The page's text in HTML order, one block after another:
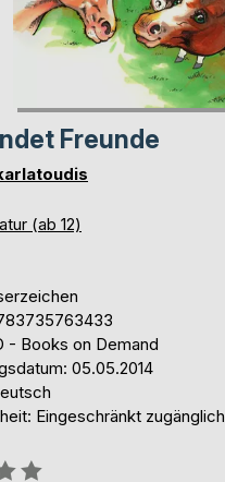
Freunde
(ab 12)
- Books on Demand
05.05.2014
Eingeschränkt zugänglich